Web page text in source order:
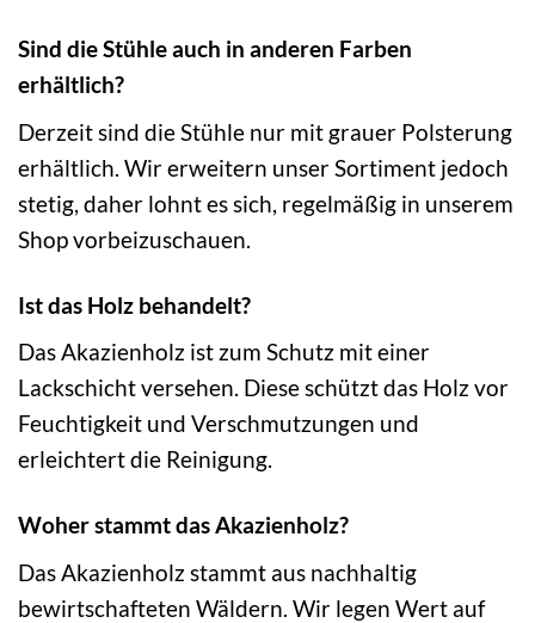
Sind die Stühle auch in anderen Farben
erhältlich?
Derzeit sind die Stühle nur mit grauer Polsterung
erhältlich. Wir erweitern unser Sortiment jedoch
stetig, daher lohnt es sich, regelmäßig in unserem
Shop vorbeizuschauen.
Ist das Holz behandelt?
Das Akazienholz ist zum Schutz mit einer
Lackschicht versehen. Diese schützt das Holz vor
Feuchtigkeit und Verschmutzungen und
erleichtert die Reinigung.
Woher stammt das Akazienholz?
Das Akazienholz stammt aus nachhaltig
bewirtschafteten Wäldern. Wir legen Wert auf